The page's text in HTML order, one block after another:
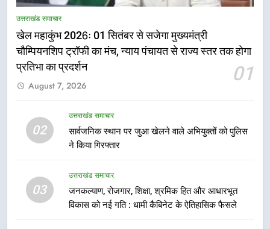
उत्तराखंड समाचार
खेल महाकुंभ 2026ः 01 सितंबर से सजेगा मुख्यमंत्री
चौम्पियनशिप ट्रॉफी का मंच, न्याय पंचायत से राज्य स्तर तक होगा
प्रतिभा का प्रदर्शन
01
August 7, 2026
02
उत्तराखंड समाचार
सार्वजनिक स्थान पर जुआ खेलने वाले अभियुक्तों को पुलिस
ने किया गिरफ्तार
03
उत्तराखंड समाचार
जनकल्याण, रोजगार, शिक्षा, श्रमिक हित और आधारभूत
विकास को नई गति : धामी कैबिनेट के ऐतिहासिक फैसले
राष्ट्रीय हथकरघा दिवस पर मुख्यमंत्री
कारीगरों को किया सम्मानित
उत्तराखंड समाचार
6
का गठन
उत्तराखंड समाचार
देना सरकार की सर्वोच्च प्राथमिकता, आने
वाले महीनों में हजारों पदों पर की जाएगी
भर्ती
उत्तराखंड समाचार